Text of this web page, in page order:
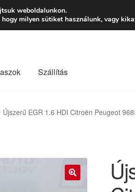
Szállítás
Újszerű EGR 1.6 HDI Citroën Peugeot
weboldalunkon.
milyen sütiket használunk, vagy